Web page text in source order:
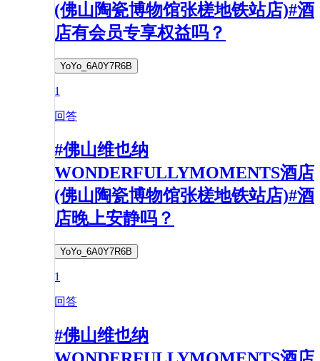
(佛山陶瓷博物馆张槎地铁站店)#酒
店有会员专享权益吗？
YoYo_6A0Y7R6B
1
回答
#佛山维也纳
WONDERFULLYMOMENTS酒店
(佛山陶瓷博物馆张槎地铁站店)#酒
店晚上安静吗？
YoYo_6A0Y7R6B
1
回答
#佛山维也纳